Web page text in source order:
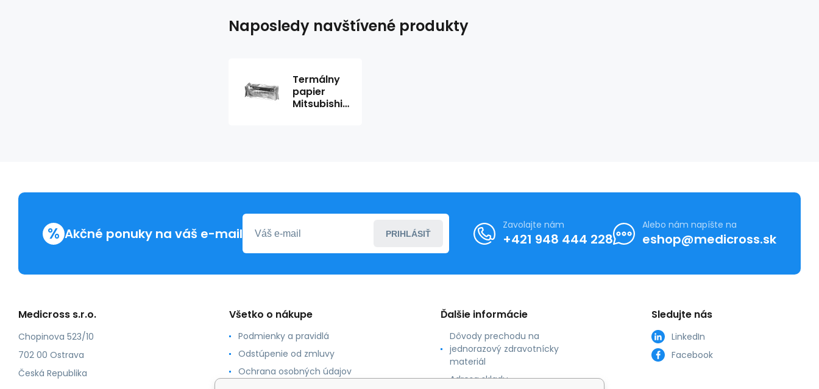
Naposledy navštívené produkty
Termálny
papier
Mitsubishi
% Akčné ponuky na váš e-mail PRIHLÁSIŤ
Zavolajte nám
+421 948 444 228
Alebo nám napíšte na
eshop@medicross.sk
Medicross s.r.o.
Chopinova 523/10
702 00 Ostrava
Česká Republika
Všetko o nákupe
Podmienky a pravidlá
Odstúpenie od zmluvy
Ochrana osobných údajov
Ďalšie informácie
Dôvody prechodu na
jednorazový zdravotnícky
materiál
Adresa skladu
Sledujte nás
LinkedIn
Facebook